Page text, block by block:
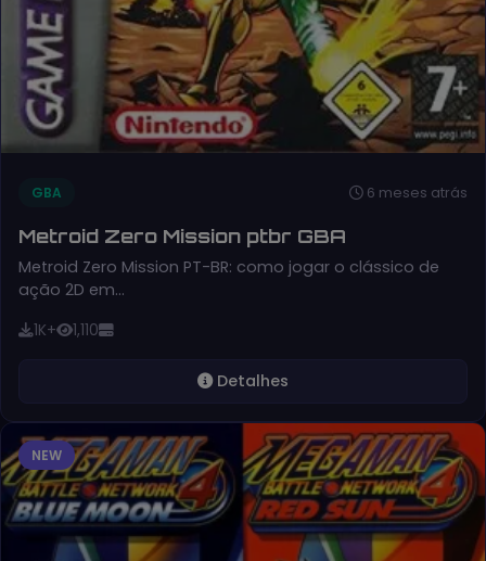
GBA 6 meses atrás
Metroid Zero Mission ptbr GBA
Metroid Zero Mission PT-BR: como jogar o clássico de
ação 2D em…
1K+ 1,110
Detalhes
NEW